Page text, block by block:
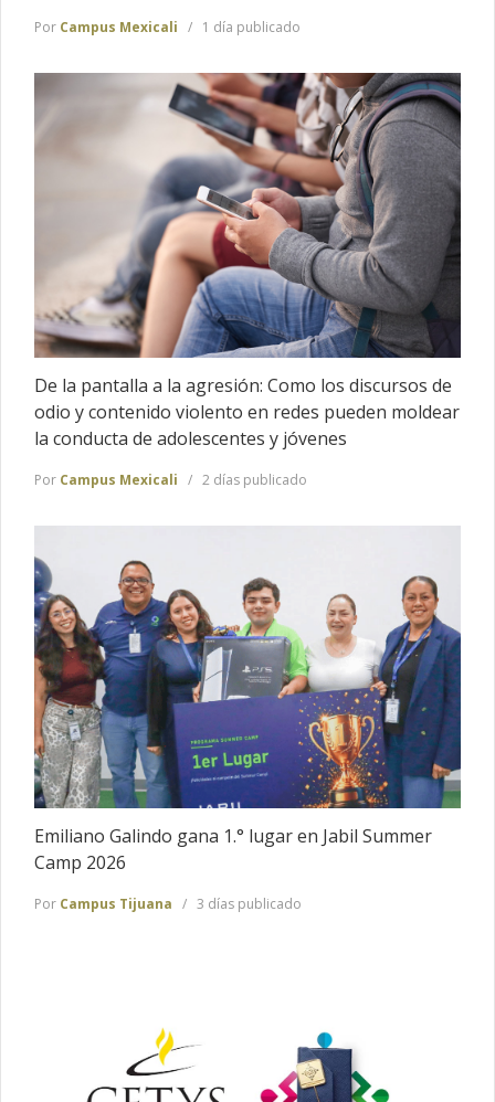
Por Campus Mexicali 1 día publicado
De la pantalla a la agresión: Como los discursos de
odio y contenido violento en redes pueden moldear
la conducta de adolescentes y jóvenes
Por Campus Mexicali 2 días publicado
Emiliano Galindo gana 1.° lugar en Jabil Summer
Camp 2026
Por Campus Tijuana 3 días publicado